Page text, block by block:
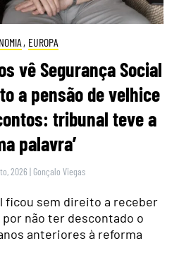
, EUROPA
vê Segurança Social
a pensão de velhice
tribunal teve a
palavra’
2026 | Gonçalo Viegas
ficou sem direito a receber
não ter descontado o
anteriores à reforma